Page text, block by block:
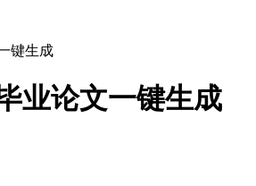
键生成
业论文一键生成